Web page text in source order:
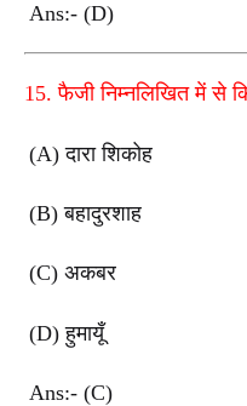
Ans:- (D)
15.फैजी निम्नलिखित में से
(A)दारा शिकोह
(B)बहादुरशाह
(C) अकबर
(D)हुमायूँ
Ans:- (C)